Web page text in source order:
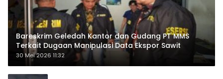
Bareskrim Geledah Kantor dan Gudang PT MMS
Terkait Dugaan Manipulasi Data Ekspor Sawit
30 Mei 2026 11:32